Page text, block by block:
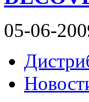
05-06-